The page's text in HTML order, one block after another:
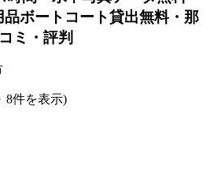
品ボートコート貸出無料・那
ミ・評判
8件を表示)